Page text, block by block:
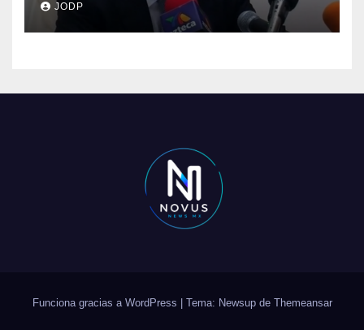
JODP
Funciona gracias a WordPress Tema: Newsup de Themeansar